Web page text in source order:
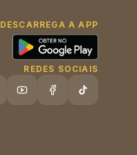
DESCARREGA A APP
REDES SOCIAIS